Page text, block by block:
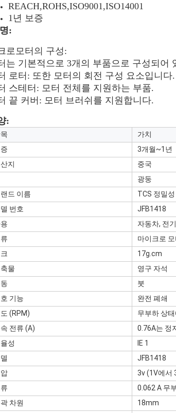
REACH,ROHS,ISO9001,ISO14001
1년 보증
:
로모터의 구성:
는 기본적으로 3개의 부품으로 구성되어
로터: 또한 모터의 회전 구성 요소입니다.
스테터: 모터 전체를 지원하는 부품.
끝 커버: 모터 브러쉬를 지원합니다.
:
가치
3개월~1년
지
중국
광둥
드 이름
TCS 정밀성
번호
JFB1418
자동차, 전
마이크로 모
17g.cm
물
영구 자석
붓
기능
완전 폐쇄
(RPM)
무부하 상
전류 (A)
0.76A는 정
성
IE 1
JFB1418
3v (1V에서
0.062 A 무
차원
18mm